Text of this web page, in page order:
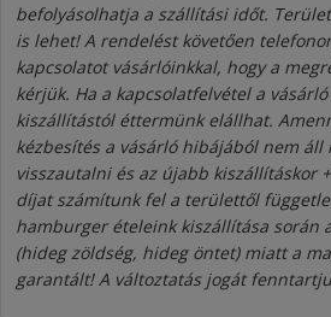
befolyásolhatja a szállítási időt.
is lehet! A rendelést követően
kapcsolatot vásárlóinkkal, hogy a
kérjük. Ha a kapcsolatfelvétel a
kiszállítástól éttermünk elállhat.
kézbesítés a vásárló hibájából nem
visszautalni és az újabb kiszállításkor
díjat számítunk fel a területtől
hamburger ételeink kiszállítása során
(hideg zöldség, hideg öntet) miatt a
garantált! A változtatás jogát